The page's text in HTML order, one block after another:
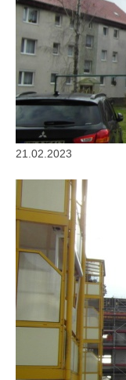
21.02.2023